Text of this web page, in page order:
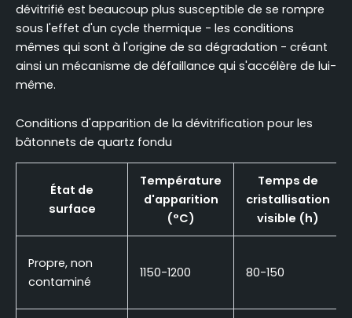
dévitrifié est beaucoup plus susceptible de se rompre
sous l'effet d'un cycle thermique - les conditions
mêmes qui sont à l'origine de sa dégradation - créant
ainsi un mécanisme de défaillance qui s'accélère de lui-
même.
Conditions d'apparition de la dévitrification pour les
bâtonnets de quartz fondu
État de
surface
Température
d'apparition
(°C)
Temps de
cristallisation
visible (h)
Propre, non
contaminé
1150-1200 80-150